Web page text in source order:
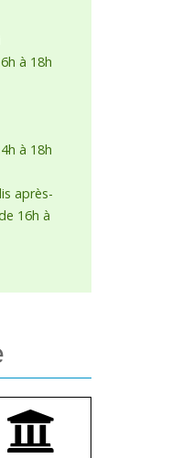
à 18h
à 18h
après-
16h à